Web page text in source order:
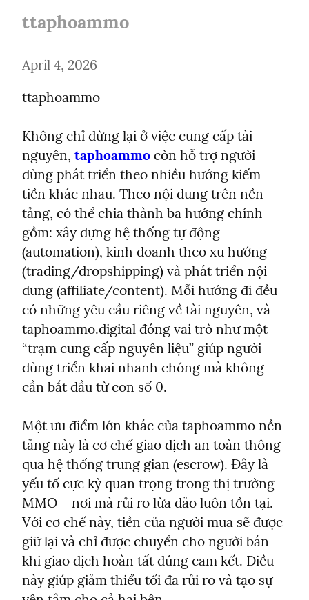
ttaphoammo
April 4, 2026
ttaphoammo
Không chỉ dừng lại ở việc cung cấp tài
nguyên, taphoammo còn hỗ trợ người
dùng phát triển theo nhiều hướng kiếm
tiền khác nhau. Theo nội dung trên nền
tảng, có thể chia thành ba hướng chính
gồm: xây dựng hệ thống tự động
(automation), kinh doanh theo xu hướng
(trading/dropshipping) và phát triển nội
dung (affiliate/content). Mỗi hướng đi đều
có những yêu cầu riêng về tài nguyên, và
taphoammo.digital đóng vai trò như một
“trạm cung cấp nguyên liệu” giúp người
dùng triển khai nhanh chóng mà không
cần bắt đầu từ con số 0.
Một ưu điểm lớn khác của taphoammo nền
tảng này là cơ chế giao dịch an toàn thông
qua hệ thống trung gian (escrow). Đây là
yếu tố cực kỳ quan trọng trong thị trường
MMO – nơi mà rủi ro lừa đảo luôn tồn tại.
Với cơ chế này, tiền của người mua sẽ được
giữ lại và chỉ được chuyển cho người bán
khi giao dịch hoàn tất đúng cam kết. Điều
này giúp giảm thiểu tối đa rủi ro và tạo sự